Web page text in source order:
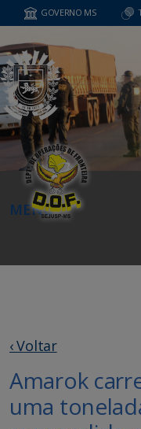
GOVERNO MS
MENU
‹ Voltar
Amarok
uma